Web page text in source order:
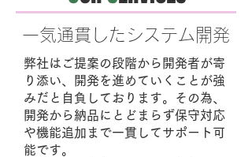
一気通貫したシステム開発
弊社はご提案の段階から開発者が寄
り添い、開発を進めていくことが強
みだと自負しております。その為、
開発から納品にとどまらず保守対応
や機能追加まで一貫してサポート可
能です。